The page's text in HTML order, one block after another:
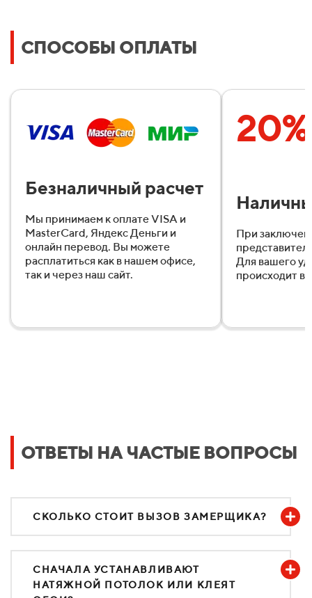
СПОСОБЫ ОПЛАТЫ
Безналичный расчет
Мы принимаем к оплате VISA и
MasterCard, Яндекс Деньги и
онлайн перевод. Вы можете
расплатиться как в нашем офисе,
так и через наш сайт.
20%
При
Для вашего
происходит в
ОТВЕТЫ НА ЧАСТЫЕ ВОПРОСЫ
СКОЛЬКО СТОИТ ВЫЗОВ ЗАМЕРЩИКА?
СНАЧАЛА УСТАНАВЛИВАЮТ
НАТЯЖНОЙ ПОТОЛОК ИЛИ КЛЕЯТ